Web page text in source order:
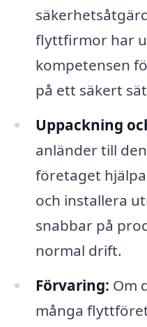
flyttfirmor har
kompetensen
på ett säkert
Uppackning
anländer till
företaget
och installera
snabbar på
normal drift.
Förvaring: Om
många